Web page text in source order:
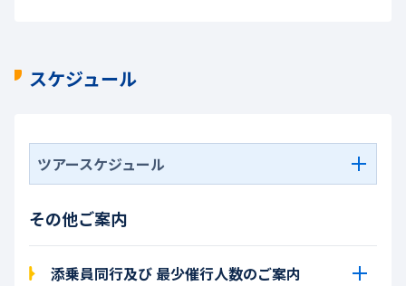
スケジュール
ツアースケジュール
その他ご案内
添乗員同行及び 最少催行人数のご案内